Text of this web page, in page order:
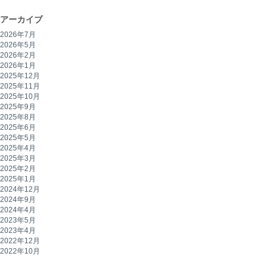
アーカイブ
2026年7月
2026年5月
2026年2月
2026年1月
2025年12月
2025年11月
2025年10月
2025年9月
2025年8月
2025年6月
2025年5月
2025年4月
2025年3月
2025年2月
2025年1月
2024年12月
2024年9月
2024年4月
2023年5月
2023年4月
2022年12月
2022年10月